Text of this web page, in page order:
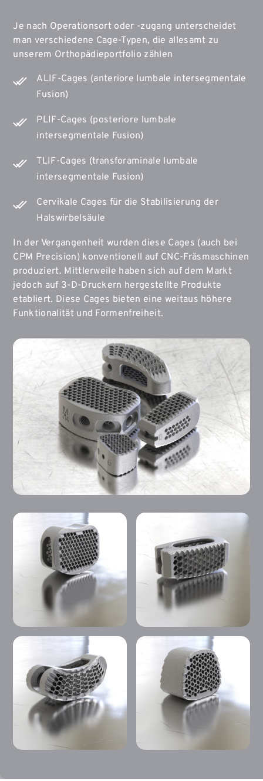
Je nach Operationsort oder -zugang unterscheidet
man verschiedene Cage-Typen, die allesamt zu
unserem Orthopädieportfolio zählen
ALIF-Cages (anteriore lumbale intersegmentale
Fusion)
PLIF-Cages (posteriore lumbale
intersegmentale Fusion)
TLIF-Cages (transforaminale lumbale
intersegmentale Fusion)
Cervikale Cages für die Stabilisierung der
Halswirbelsäule
In der Vergangenheit wurden diese Cages (auch bei
CPM Precision) konventionell auf CNC-Fräsmaschinen
produziert. Mittlerweile haben sich auf dem Markt
jedoch auf 3-D-Druckern hergestellte Produkte
etabliert. Diese Cages bieten eine weitaus höhere
Funktionalität und Formenfreiheit.